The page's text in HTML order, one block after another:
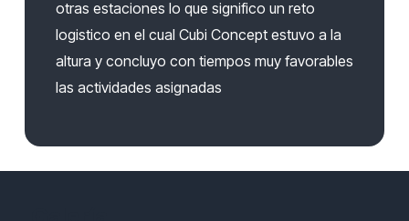
otras estaciones lo que significo un reto
logistico en el cual Cubi Concept estuvo a la
altura y concluyo con tiempos muy favorables
las actividades asignadas